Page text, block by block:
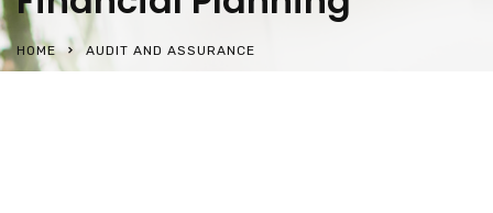
HOME AUDIT AND ASSURANCE